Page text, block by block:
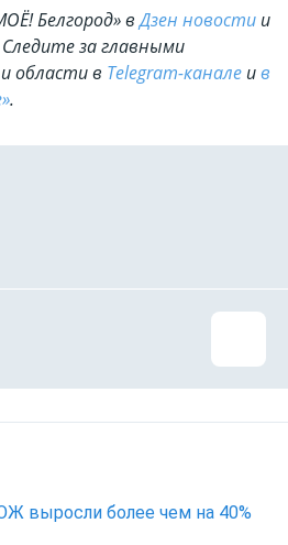
Белгород» вДзен новости и
за главными
области в Telegram-канале ив
.
выросли более чем на 40%